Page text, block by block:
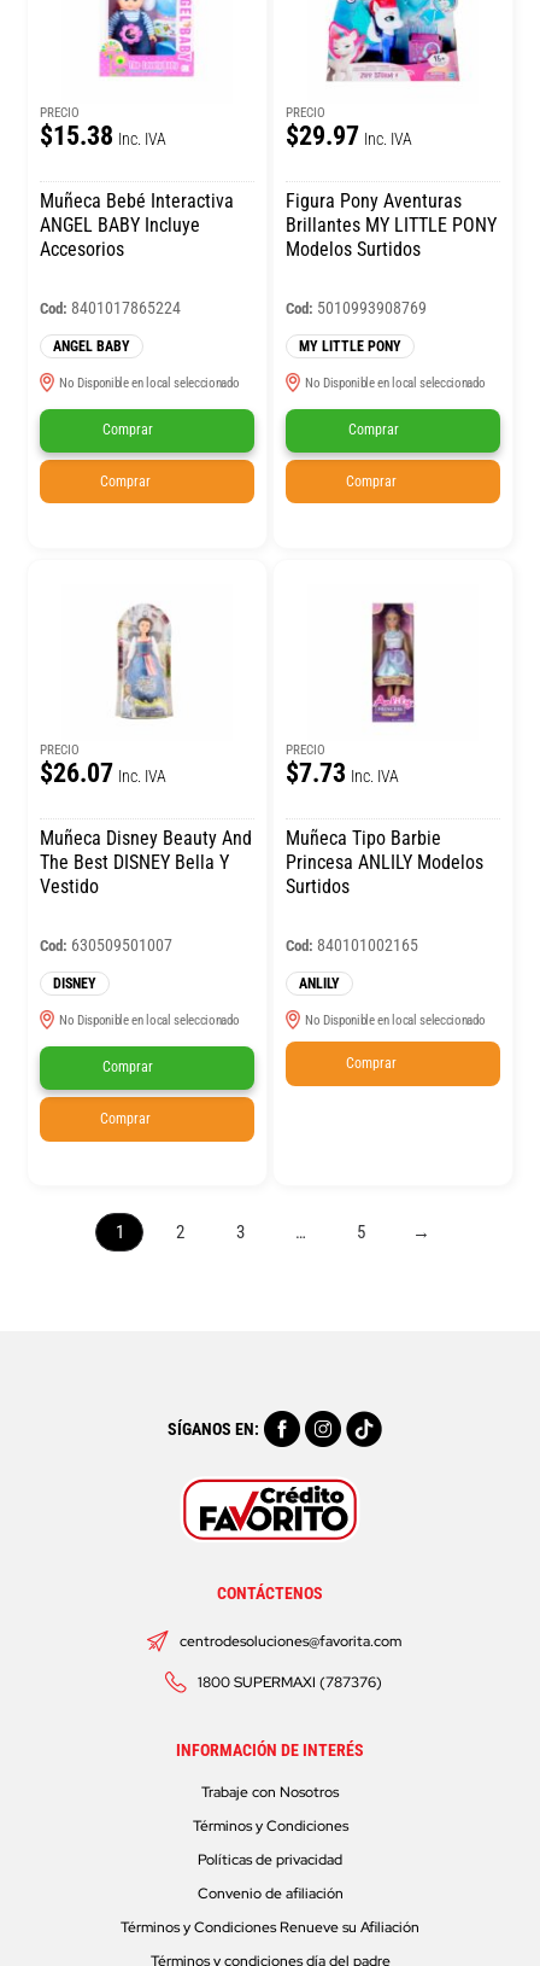
PRECIO
$15.38 Inc. IVA
Muñeca Bebé Interactiva
ANGEL BABY Incluye
Accesorios
Cod: 8401017865224
ANGEL BABY
No Disponible en local seleccionado
Comprar
Comprar
PRECIO
$29.97 Inc. IVA
Figura Pony Aventuras
Brillantes MY LITTLE PONY
Modelos Surtidos
Cod: 5010993908769
MY LITTLE PONY
No Disponible en local seleccionado
Comprar
Comprar
PRECIO
$26.07 Inc. IVA
Muñeca Disney Beauty And
The Best DISNEY Bella Y
Vestido
Cod: 630509501007
DISNEY
No Disponible en local seleccionado
Comprar
Comprar
PRECIO
$7.73 Inc. IVA
Muñeca Tipo Barbie
Princesa ANLILY Modelos
Surtidos
Cod: 840101002165
ANLILY
No Disponible en local seleccionado
Comprar
1 2 3 … 5 →
SÍGANOS EN:
CONTÁCTENOS
centrodesoluciones@favorita.com
1800 SUPERMAXI (787376)
INFORMACIÓN DE INTERÉS
Trabaje con Nosotros
Términos y Condiciones
Políticas de privacidad
Convenio de afiliación
Términos y Condiciones Renueve su Afiliación
Términos y condiciones día del padre